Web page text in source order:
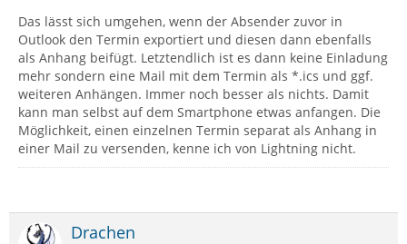
Das lässt sich umgehen, wenn der Absender zuvor in
Outlook den Termin exportiert und diesen dann ebenfalls
als Anhang beifügt. Letztendlich ist es dann keine Einladung
mehr sondern eine Mail mit dem Termin als *.ics und ggf.
weiteren Anhängen. Immer noch besser als nichts. Damit
kann man selbst auf dem Smartphone etwas anfangen. Die
Möglichkeit, einen einzelnen Termin separat als Anhang in
einer Mail zu versenden, kenne ich von Lightning nicht.
Drachen